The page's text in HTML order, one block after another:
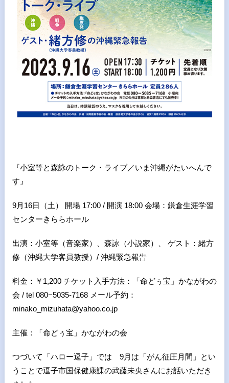
『小室等と森詠のトーク・ライブ／いま沖縄がたいへんで
す』
9月16日（土） 開場 17:00 / 開演 18:00 会場：鎌倉生涯学習
センターきららホール
出演：小室等（音楽家）、森詠（小説家）、 ゲスト：緒方
修（沖縄大学客員教授）/ 沖縄緊急報告
料金：￥1,200 チケット入手方法：「命どぅ宝」かながわの
会 / tel 080−5035-7168 メール予約：
minako_mizuhata@yahoo.co.jp
主催：「命どぅ宝」かながわの会
つづいて「ハロー逗子」では 9月は「がん征圧月間」とい
うことで逗子市国保健康課の武藤未央さんにお話いただき